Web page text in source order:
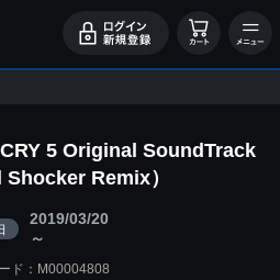
CRY 5 Original SoundTrack
Remix）
2019/03/20
～
ド：M00004808